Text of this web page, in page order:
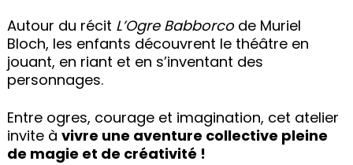
Autour du récit L’Ogre Babborcode Muriel
Bloch, les enfants découvrent le théâtre en
jouant, en riant et en s’inventant des
personnages.
Entre ogres, courage et imagination, cet atelier
invite à vivre une aventure collective pleine
de magie et de créativité !